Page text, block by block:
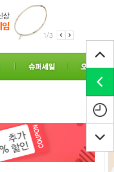
1/3